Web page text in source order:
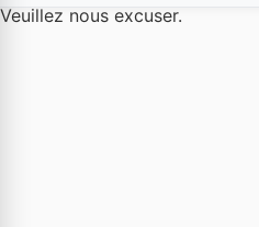
Veuillez nous excuser.